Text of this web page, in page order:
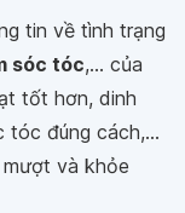
tin về tình trạng
sóc tóc,... của
tốt hơn, dinh
tóc đúng cách,...
và khỏe